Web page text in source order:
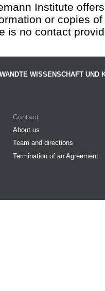
Institute
or copies
is no contact
WISSENSCHAFT UND
Contact
About us
Team and directions
Termination of an Agreement